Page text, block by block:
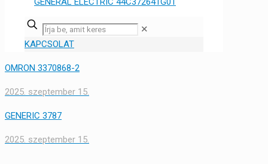
✕
KAPCSOLAT
OMRON 3370868-2
2025. szeptember 15.
GENERIC 3787
2025. szeptember 15.